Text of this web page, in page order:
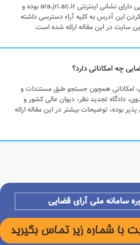
✔️ سامانه ملی آرای قضایی دارای نشانی اینترنتی ara.jri.ac.ir بوده و
کردن این آدرس به کلیه آراء دسترسی داشته
سایت در این مقاله ارائه شده است.
امکاناتی همچون جستجو طبق مستندات و
دادگاه تجدید نظر، دیوان عالی کشور و
بوده، توضیحات بیشتر در این مقاله ارائه
سامانه ملی آرای قضایی